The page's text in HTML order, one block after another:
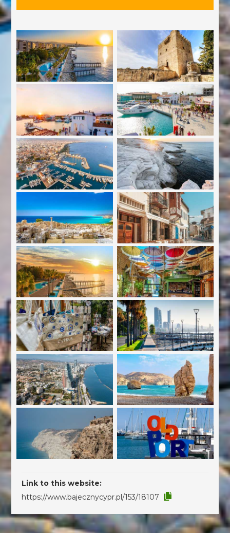
Link to this website:
https://www.bajecznycypr.pl/153/18107